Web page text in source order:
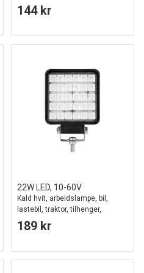
tilhenger, utrykningskjøretøy
144 kr
22W LED, 10-60V
Kald hvit, arbeidslampe, bil,
lastebil, traktor, tilhenger,
utrykningskjøretøy
189 kr